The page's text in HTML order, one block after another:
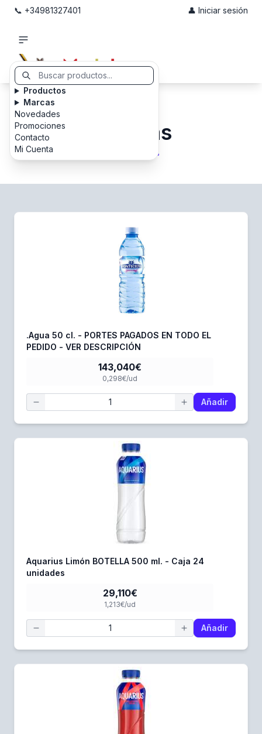
📞 +34981327401 👤 Iniciar sesión
Productos
Marcas
Novedades
Promociones
Contacto
Mi Cuenta
Bebidas
.Agua 50 cl. - PORTES PAGADOS EN TODO EL
PEDIDO - VER DESCRIPCIÓN
143,040€
0,298€/ud
Añadir
Aquarius Limón BOTELLA 500 ml. - Caja 24
unidades
29,110€
1,213€/ud
Añadir